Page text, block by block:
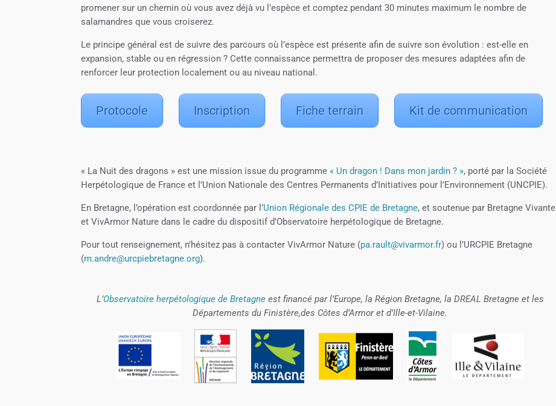
promener sur un chemin où vous avez déjà vu l’espèce et comptez pendant 30 minutes maximum le nombre de
salamandres que vous croiserez.
Le principe général est de suivre des parcours où l’espèce est présente afin de suivre son évolution : est-elle en
expansion, stable ou en régression ? Cette connaissance permettra de proposer des mesures adaptées afin de
renforcer leur protection localement ou au niveau national.
Protocole Inscription Fiche terrain Kit de communication
« La Nuit des dragons » est une mission issue du programme « Un dragon ! Dans mon jardin ? », porté par la Société
Herpétologique de France et l’Union Nationale des Centres Permanents d’Initiatives pour l’Environnement (UNCPIE).
En Bretagne, l’opération est coordonnée par l’Union Régionale des CPIE de Bretagne, et soutenue par Bretagne Vivante
et VivArmor Nature dans le cadre du dispositif d’Observatoire herpétologique de Bretagne.
Pour tout renseignement, n’hésitez pas à contacter VivArmor Nature (pa.rault@vivarmor.fr) ou l’URCPIE Bretagne
(m.andre@urcpiebretagne.org).
L’Observatoire herpétologique de Bretagneest financé par l’Europe, la Région Bretagne, la DREAL Bretagne et les
Départements du Finistère,des Côtes d’Armor et d’Ille-et-Vilaine.